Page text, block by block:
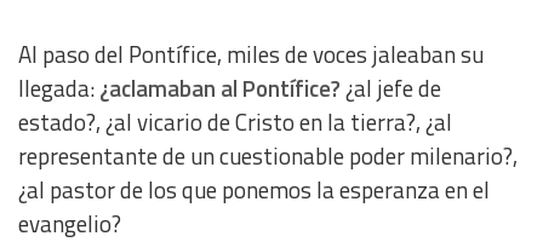
Al paso del Pontífice, miles de voces jaleaban su
llegada:¿aclamaban al Pontífice?¿al jefe de
estado?, ¿al vicario de Cristo en la tierra?, ¿al
representante de un cuestionable poder milenario?,
¿al pastor de los que ponemos la esperanza en el
evangelio?